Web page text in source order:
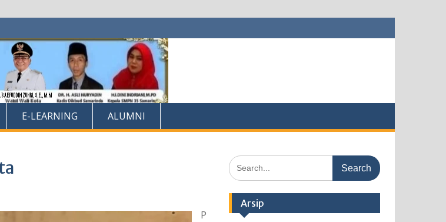
E-LEARNING ALUMNI
P
Search
for:
Arsip